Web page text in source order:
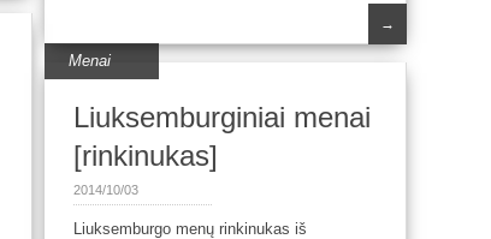
→
Menai
Liuksemburginiai menai
[rinkinukas]
2014/10/03
Liuksemburgo menų rinkinukas iš